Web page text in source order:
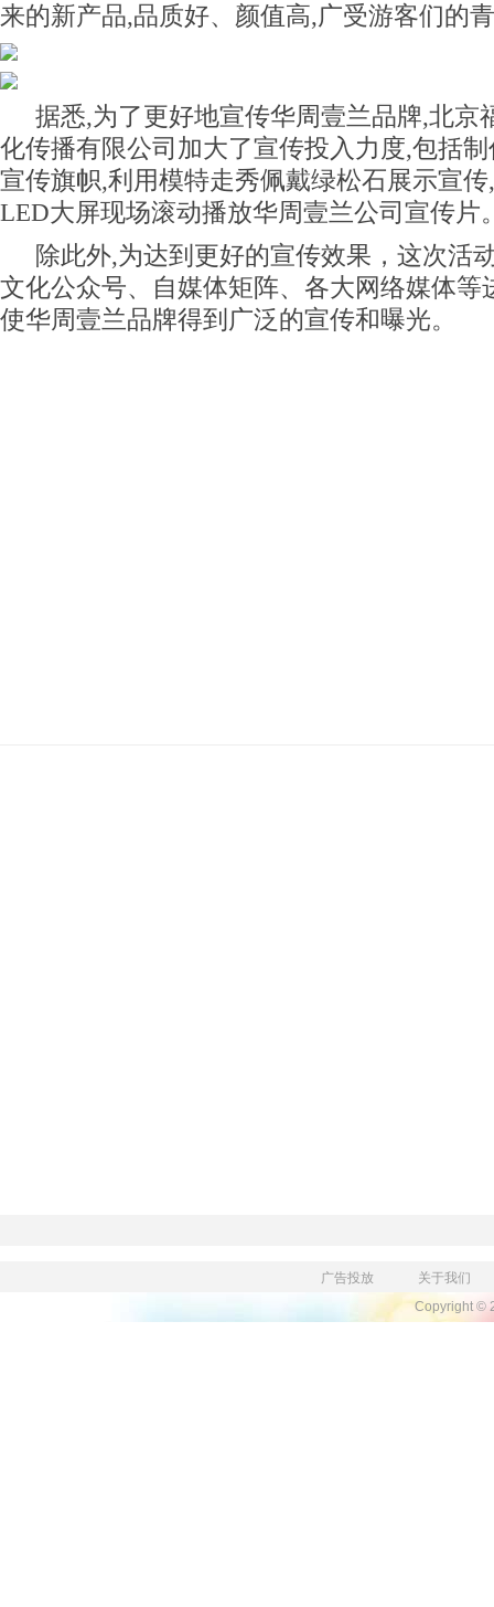
来的新产品,品质好、颜值高,广受游客们的
据悉,为了更好地宣传华周壹兰品牌,北京
化传播有限公司加大了宣传投入力度,包括
宣传旗帜,利用模特走秀佩戴绿松石展示宣
LED大屏现场滚动播放华周壹兰公司宣传片
除此外,为达到更好的宣传效果，这次活
文化公众号、自媒体矩阵、各大网络媒体等
使华周壹兰品牌得到广泛的宣传和曝光。
广告投放
关于我们
Copyright ©